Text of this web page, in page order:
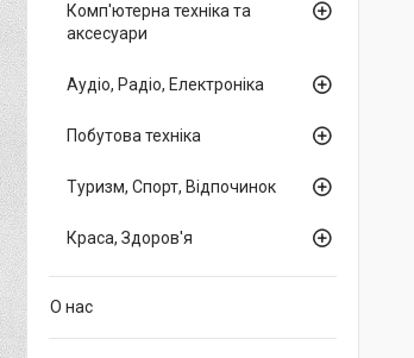
Комп'ютерна техніка та
аксесуари
Аудіо, Радіо, Електроніка
Побутова техніка
Туризм, Спорт, Відпочинок
Краса, Здоров'я
О нас